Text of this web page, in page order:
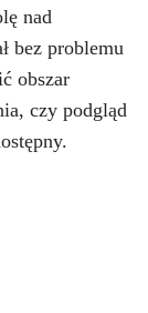
nad
bez problemu
obszar
czy podgląd